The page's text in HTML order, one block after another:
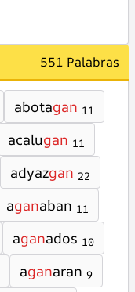
551 Palabras
abotagan 11
acalugan 11
adyazgan 22
aganaban 11
aganados 10
aganaran 9